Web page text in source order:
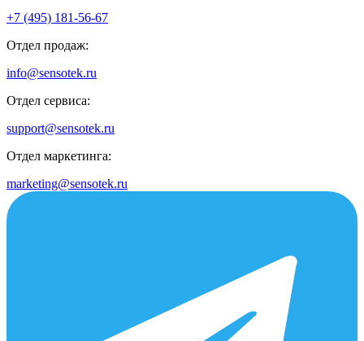
+7 (495) 181-56-67
Отдел продаж:
info@sensotek.ru
Отдел сервиса:
support@sensotek.ru
Отдел маркетинга:
marketing@sensotek.ru